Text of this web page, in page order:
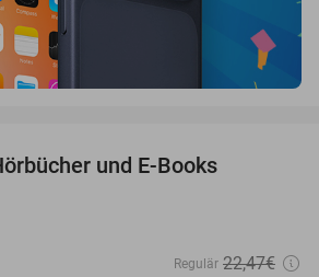
und E-Books
Regulär 22,47€